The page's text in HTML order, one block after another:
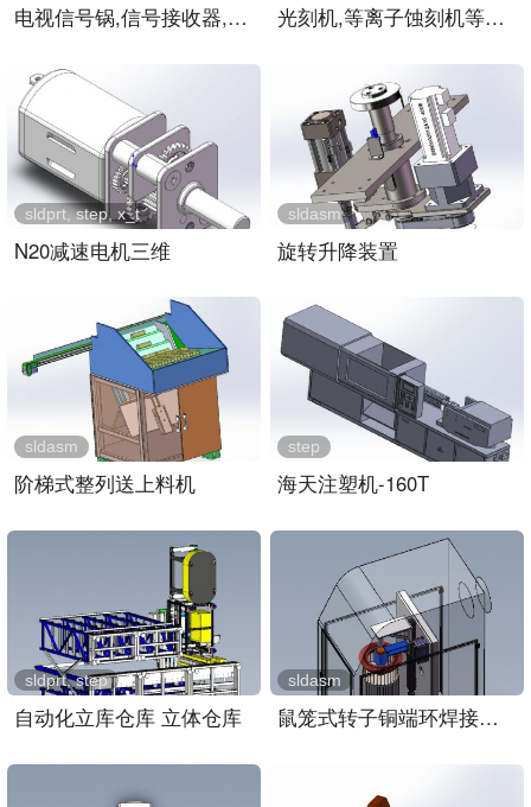
电视信号锅,信号接收器,屋.. 光刻机,等离子蚀刻机等芯片..
N20减速电机三维
sldprt, step, x_t
旋转升降装置
sldasm
阶梯式整列送上料机
sldasm
海天注塑机-160T
step
自动化立库仓库 立体仓库
sldprt, step
鼠笼式转子铜端环焊接装置..
sldasm